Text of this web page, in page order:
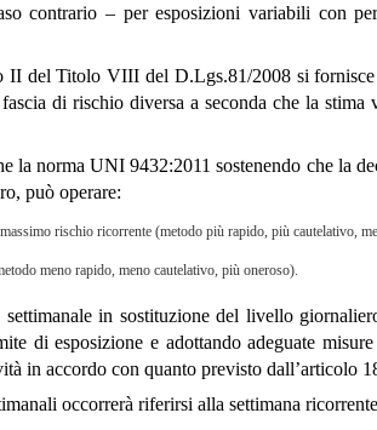
contrario – per esposizioni variabili con
II del Titolo VIII del D.Lgs.81/2008 si
di rischio diversa a seconda che la
la norma UNI 9432:2011 sostenendo che la
può operare:
rischio ricorrente (metodo più rapido, più cautelativo,
meno rapido, meno cautelativo, più oneroso).
in sostituzione del livello
di esposizione e adottando adeguate
in accordo con quanto previsto dall’articolo
occorrerà riferirsi alla settimana